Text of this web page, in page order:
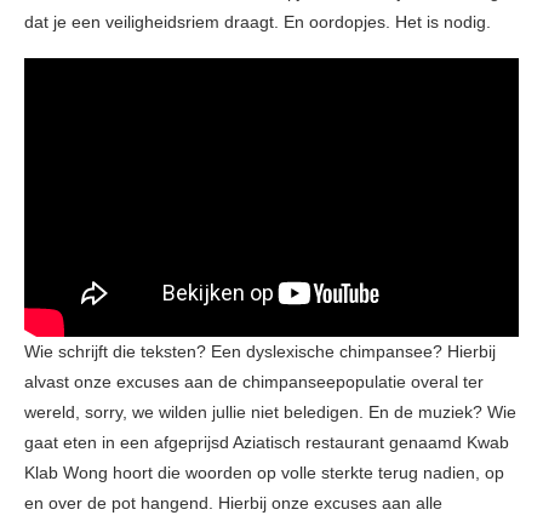
dat je een veiligheidsriem draagt. En oordopjes. Het is nodig.
Wie schrijft die teksten? Een dyslexische chimpansee? Hierbij
alvast onze excuses aan de chimpanseepopulatie overal ter
wereld, sorry, we wilden jullie niet beledigen. En de muziek? Wie
gaat eten in een afgeprijsd Aziatisch restaurant genaamd Kwab
Klab Wong hoort die woorden op volle sterkte terug nadien, op
en over de pot hangend. Hierbij onze excuses aan alle